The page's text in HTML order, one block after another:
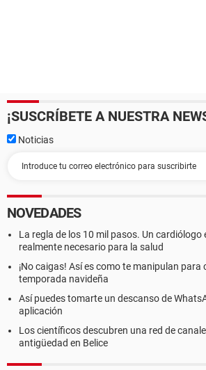
¡SUSCRÍBETE A NUESTRA
Noticias
NOVEDADES
La regla de los 10 mil pasos. Un cardiólogo
realmente necesario para la salud
¡No caigas! Así es como te manipulan para
temporada navideña
Así puedes tomarte un descanso de
aplicación
Los científicos descubren una red de
antigüedad en Belice